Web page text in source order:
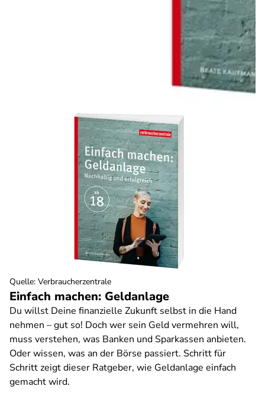
Einfach machen: Geldanlage
Du willst Deine finanzielle Zukunft selbst in die Hand
nehmen – gut so! Doch wer sein Geld vermehren will,
muss verstehen, was Banken und Sparkassen anbieten.
Oder wissen, was an der Börse passiert. Schritt für
Schritt zeigt dieser Ratgeber, wie Geldanlage einfach
gemacht wird.
Quelle: Verbraucherzentrale